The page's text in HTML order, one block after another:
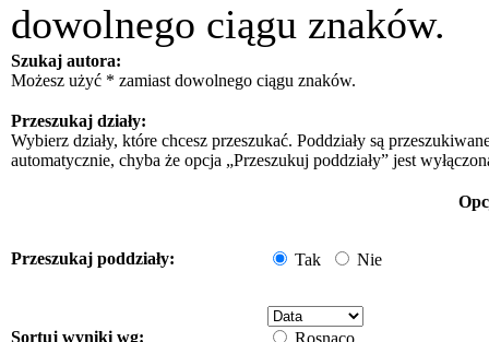
dowolnego ciągu znaków.
Szukaj autora:
Możesz użyć * zamiast dowolnego ciągu znaków.
Przeszukaj działy:
Wybierz działy, które chcesz przeszukać. Poddziały są
automatycznie, chyba że opcja „Przeszukuj poddziały” jest
Przeszukaj poddziały: Tak Nie
Sortuj wyniki wg:
Rosnąco